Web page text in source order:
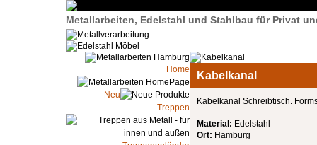
Metallarbeiten, Edelstahl und Stahlbau für Privat
Home
Neu
Treppen
Kabelkanal
Kabelkanal Schreibtisch.
Material: Edelstahl
Ort: Hamburg